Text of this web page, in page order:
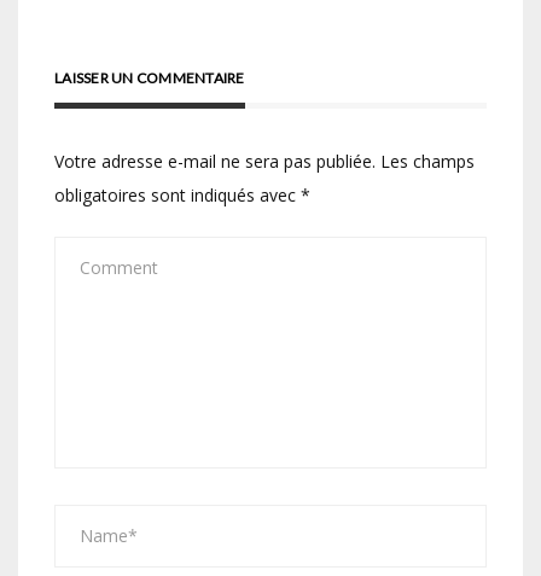
LAISSER UN COMMENTAIRE
Votre adresse e-mail ne sera pas publiée. Les champs
obligatoires sont indiqués avec *